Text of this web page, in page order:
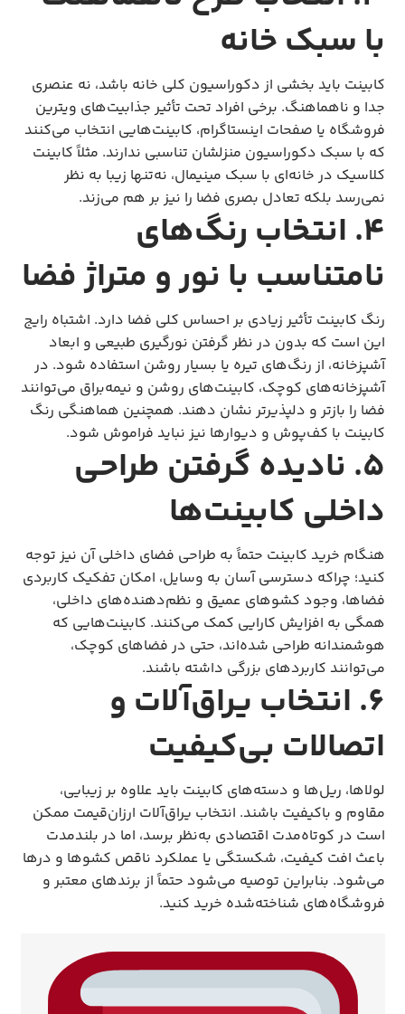
با سبک خانه
کابینت باید بخشی از دکوراسیون کلی خانه باشد، نه عنصری
جدا و ناهماهنگ. برخی افراد تحت تأثیر جذابیت‌های ویترین
فروشگاه یا صفحات اینستاگرام، کابینت‌هایی انتخاب می‌کنند
که با سبک دکوراسیون منزلشان تناسبی ندارند. مثلاً کابینت
کلاسیک در خانه‌ای با سبک مینیمال، نه‌تنها زیبا به نظر
نمی‌رسد بلکه تعادل بصری فضا را نیز بر هم می‌زند.
۴. انتخاب رنگ‌های
نامتناسب با نور و متراژ فضا
رنگ کابینت تأثیر زیادی بر احساس کلی فضا دارد. اشتباه رایج
این است که بدون در نظر گرفتن نورگیری طبیعی و ابعاد
آشپزخانه، از رنگ‌های تیره یا بسیار روشن استفاده شود. در
آشپزخانه‌های کوچک، کابینت‌های روشن و نیمه‌براق می‌توانند
فضا را بازتر و دلپذیرتر نشان دهند. همچنین هماهنگی رنگ
کابینت با کف‌پوش و دیوارها نیز نباید فراموش شود.
۵. نادیده گرفتن طراحی
داخلی کابینت‌ها
هنگام خرید کابینت حتماً به طراحی فضای داخلی آن نیز توجه
کنید؛ چراکه دسترسی آسان به وسایل، امکان تفکیک کاربردی
فضاها، وجود کشوهای عمیق و نظم‌دهنده‌های داخلی،
همگی به افزایش کارایی کمک می‌کنند. کابینت‌هایی که
هوشمندانه طراحی شده‌اند، حتی در فضاهای کوچک،
می‌توانند کاربردهای بزرگی داشته باشند.
۶. انتخاب یراق‌آلات و
اتصالات بی‌کیفیت
لولاها، ریل‌ها و دسته‌های کابینت باید علاوه بر زیبایی،
مقاوم و باکیفیت باشند. انتخاب یراق‌آلات ارزان‌قیمت ممکن
است در کوتاه‌مدت اقتصادی به‌نظر برسد، اما در بلندمدت
باعث افت کیفیت، شکستگی یا عملکرد ناقص کشوها و درها
می‌شود. بنابراین توصیه می‌شود حتماً از برندهای معتبر و
فروشگاه‌های شناخته‌شده خرید کنید.